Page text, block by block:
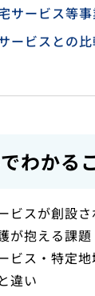
サービス等
ービスとの
わかる
ビスが創設
が抱える課題
ビス・特定
違い